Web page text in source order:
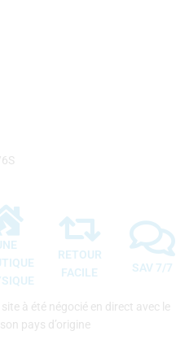
RETOUR
FACILE
SAV 7/7
à été négocié en direct avec le
pays d’origine